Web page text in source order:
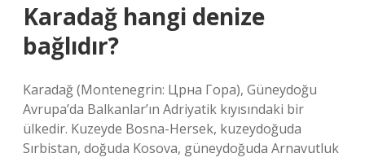
Karadağ hangi denize
bağlıdır?
Karadağ (Montenegrin: Црна Гора), Güneydoğu
Avrupa’da Balkanlar’ın Adriyatik kıyısındaki bir
ülkedir. Kuzeyde Bosna-Hersek, kuzeydoğuda
Sırbistan, doğuda Kosova, güneydoğuda Arnavutluk